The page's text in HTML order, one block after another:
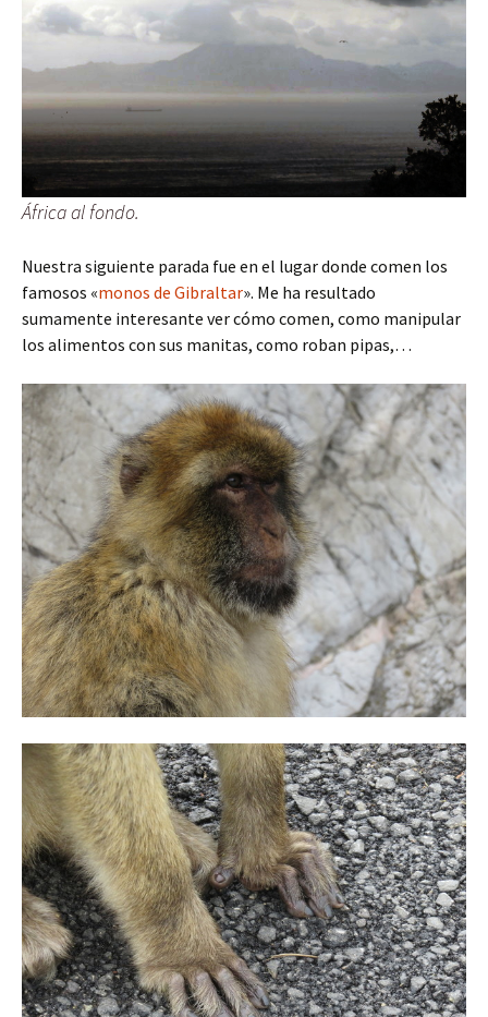
África al fondo.
Nuestra siguiente parada fue en el lugar donde comen los
famosos «monos de Gibraltar». Me ha resultado
sumamente interesante ver cómo comen, como manipular
los alimentos con sus manitas, como roban pipas,…